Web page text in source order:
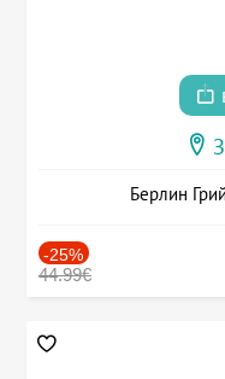
Берлин
-25%
44.99€